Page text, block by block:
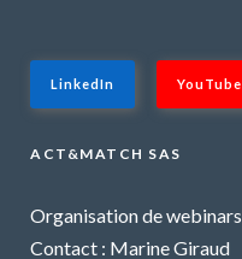
LinkedIn YouTube
ACT&MATCH SAS
Organisation de webinars
Contact : Marine Giraud